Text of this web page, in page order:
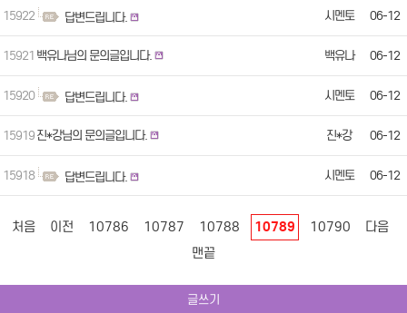
15922 답변드립니다. 시멘토 06-12
15921 백유나님의 문의글입니다. 백유나 06-12
15920 답변드립니다. 시멘토 06-12
15919 진*강님의 문의글입니다. 진*강 06-12
15918 답변드립니다. 시멘토 06-12
처음 이전 10786 10787 10788 10789 10790
다음
맨끝
글쓰기